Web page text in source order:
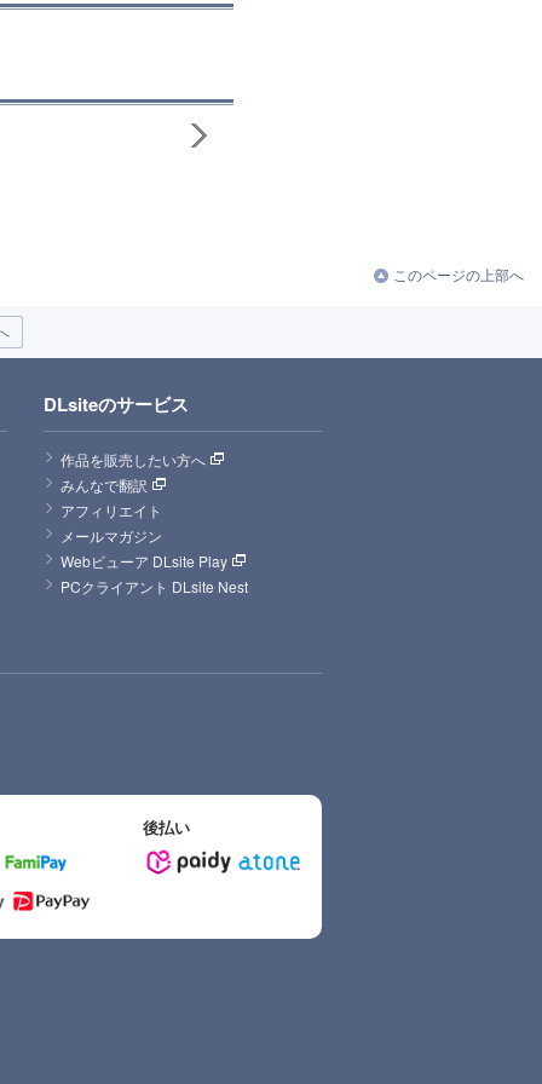
このページの上部へ
DLsiteのサービス
作品を販売したい方へ
みんなで翻訳
アフィリエイト
メールマガジン
Webビューア DLsite Play
PCクライアント DLsite Nest
後払い